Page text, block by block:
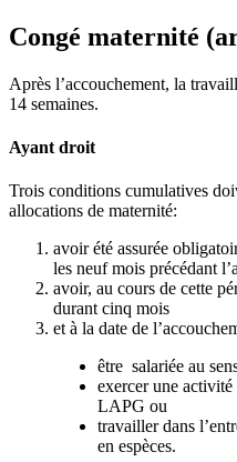
Congé maternité
Après l’accouchement, la
14 semaines.
Ayant droit
Trois conditions cumulatives
allocations de maternité:
avoir été assurée
les neuf mois précédant
avoir, au cours de cette
durant cinq mois
et à la date de
être salariée au
exercer une activité
LAPG ou
travailler dans
en espèces.